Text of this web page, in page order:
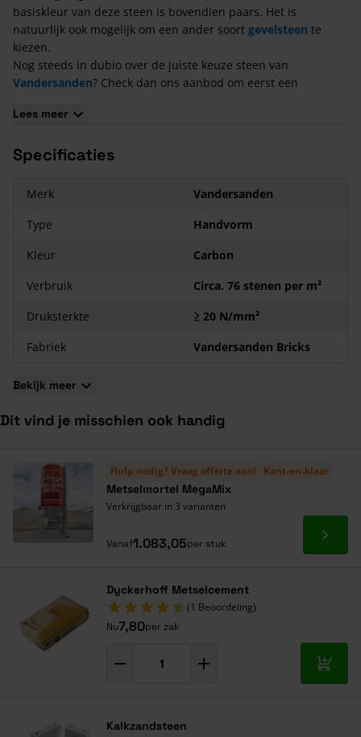
basiskleur van deze steen is bovendien paars. Het is
natuurlijk ook mogelijk om een ander soort gevelsteen te
kiezen.
Nog steeds in dubio over de juiste keuze steen van
Vandersanden? Check dan ons aanbod om eerst een
stenen verkregen kan worden.
Kenmerken van de Vandersanden Carbon Handvorm
Waalformaat
Het gewicht van deze steen is 1,6 kg per stuk
effecten
Lees meer
Specificaties
Merk
Vandersanden
Type
Handvorm
Kleur
Carbon
Verbruik
Circa. 76 stenen per m²
Druksterkte
≥ 20 N/mm²
Fabriek
Vandersanden Bricks
Bekijk meer
Dit vind je misschien ook handig
Hulp nodig? Vraag offerte aan! Kant-en-klaar
Metselmortel MegaMix
Verkrijgbaar in 3 varianten
Vanaf1.083,05per stuk Ga
Dyckerhoff Metselcement
(1 Beoordeling)
Nu7,80per zak
In
Kalkzandsteen